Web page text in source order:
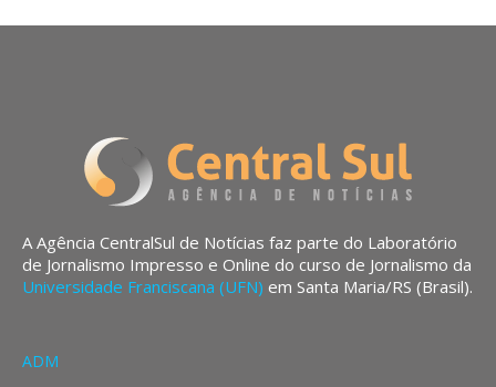
A Agência CentralSul de Notícias faz parte do Laboratório
de Jornalismo Impresso e Online do curso de Jornalismo da
Universidade Franciscana (UFN) em Santa Maria/RS (Brasil).
ADM